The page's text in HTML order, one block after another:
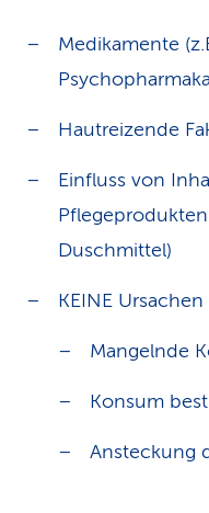
Medikamente
Hautreizende
Einfluss von
Pflegeprodukten
Duschmittel)
KEINE
Mangelnde
Konsum
Ansteckung